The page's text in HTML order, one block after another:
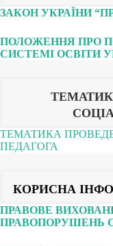
ЗАКОН УКРАЇНИ
ПОЛОЖЕННЯ ПРО
СИСТЕМІ ОСВІТИ
ТЕМАТИКА
ПЕДАГОГА
КОРИСНА
ПРАВОВЕ
ПРАВОПОРУШЕНЬ